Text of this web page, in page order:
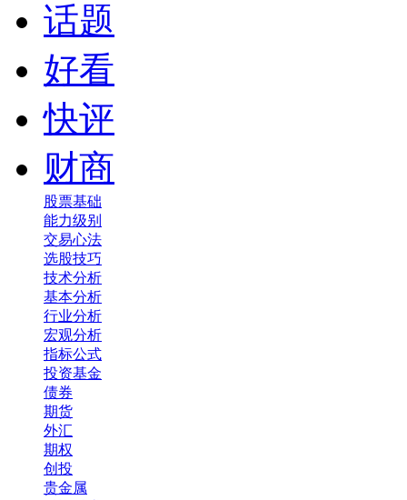
话题
好看
快评
财商
股票基础
能力级别
交易心法
选股技巧
技术分析
基本分析
行业分析
宏观分析
指标公式
投资基金
债券
期货
外汇
期权
创投
贵金属